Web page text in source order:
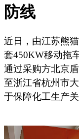
防线
近日，由江苏熊
套450KW移动拖
通过采购方北京
至浙江省杭州市
于保障化工生产